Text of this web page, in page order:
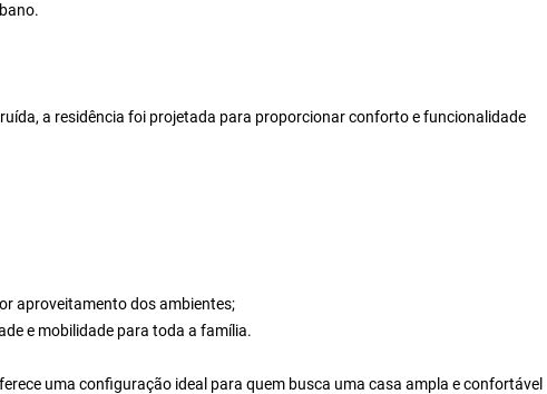
a residência foi projetada para proporcionar conforto e funcionalidade
aproveitamento dos ambientes;
e mobilidade para toda a família.
uma configuração ideal para quem busca uma casa ampla e confortável